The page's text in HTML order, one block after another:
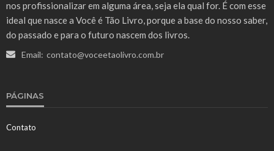
nos profissionalizar em alguma área, seja ela qual for. É com esse
ideal que nasce a Você é Tão Livro, porque a base do nosso saber,
do passado e para o futuro nascem dos livros.
Email: contato@voceetaolivro.com.br
PÁGINAS
Contato